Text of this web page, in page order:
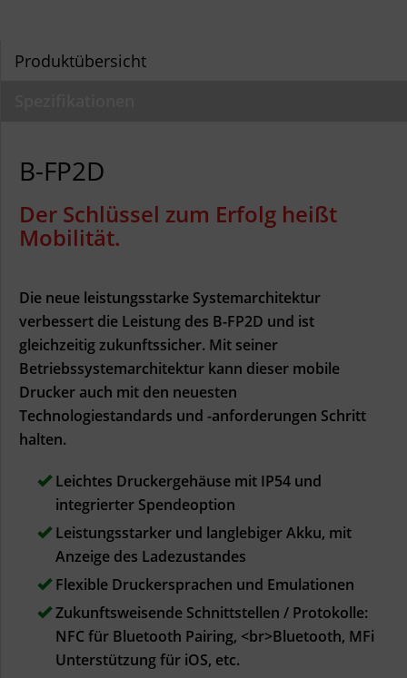
Produktübersicht
B-FP2D
Der Schlüssel zum Erfolg heißt
Mobilität.
Die neue leistungsstarke Systemarchitektur
verbessert die Leistung des B-FP2D und ist
gleichzeitig zukunftssicher. Mit seiner
Betriebssystemarchitektur kann dieser mobile
Drucker auch mit den neuesten
Technologiestandards und -anforderungen Schritt
halten.
Leichtes Druckergehäuse mit IP54 und
integrierter Spendeoption
Leistungsstarker und langlebiger Akku, mit
Anzeige des Ladezustandes
Flexible Druckersprachen und Emulationen
Zukunftsweisende Schnittstellen / Protokolle:
NFC für Bluetooth Pairing, <br>Bluetooth, MFi
Unterstützung für iOS, etc.